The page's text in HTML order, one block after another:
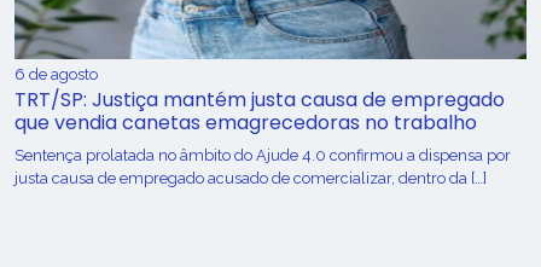
6 de agosto
TRT/SP: Justiça mantém justa causa de empregado
que vendia canetas emagrecedoras no trabalho
Sentença prolatada no âmbito do Ajude 4.0 confirmou a dispensa por
justa causa de empregado acusado de comercializar, dentro da […]